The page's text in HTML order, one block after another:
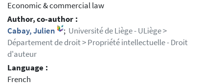
Economic & commercial law
Author, co-author :
Cabay, Julien
; Université de Liège - ULiège >
Département de droit > Propriété intellectuelle - Droit
d'auteur
Language :
French